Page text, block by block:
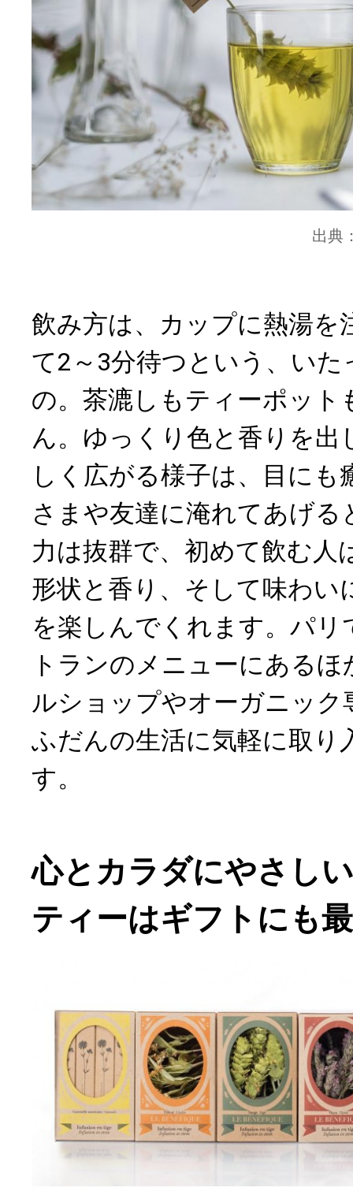
出典
飲み方は、カップに熱湯を
て2～3分待つという、い
の。茶漉しもティーポット
ん。ゆっくり色と香りを出
しく広がる様子は、目にも
さまや友達に淹れてあげ
力は抜群で、初めて飲む人
形状と香り、そして味わい
を楽しんでくれます。パ
トランのメニューにある
ルショップやオーガニック
ふだんの生活に気軽に取り
す。
心とカラダにやさし
ティーはギフトにも